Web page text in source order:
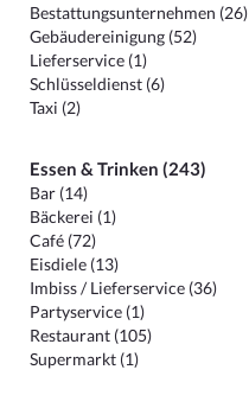
Bestattungsunternehmen (26)
Gebäudereinigung (52)
Lieferservice (1)
Schlüsseldienst (6)
Taxi (2)
Essen & Trinken (243)
Bar (14)
Bäckerei (1)
Café (72)
Eisdiele (13)
Imbiss / Lieferservice (36)
Partyservice (1)
Restaurant (105)
Supermarkt (1)